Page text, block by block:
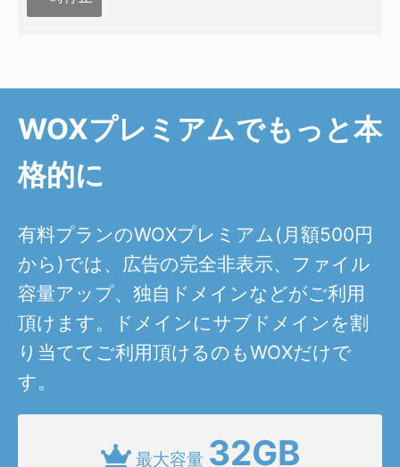
WOXプレミアムでもっと本
格的に
有料プランのWOXプレミアム(月額500円
から)では、広告の完全非表示、ファイル
容量アップ、独自ドメインなどがご利用
頂けます。ドメインにサブドメインを割
り当ててご利用頂けるのもWOXだけで
す。
最大容量 32GB